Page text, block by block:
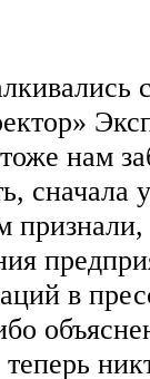
нам
сначала
в